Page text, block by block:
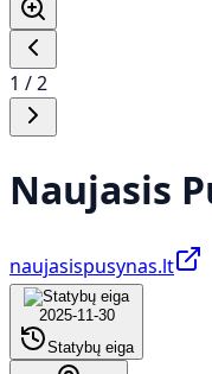
1 /2
Naujasis
naujasispusynas.lt
2025-11-30
Statybų eiga